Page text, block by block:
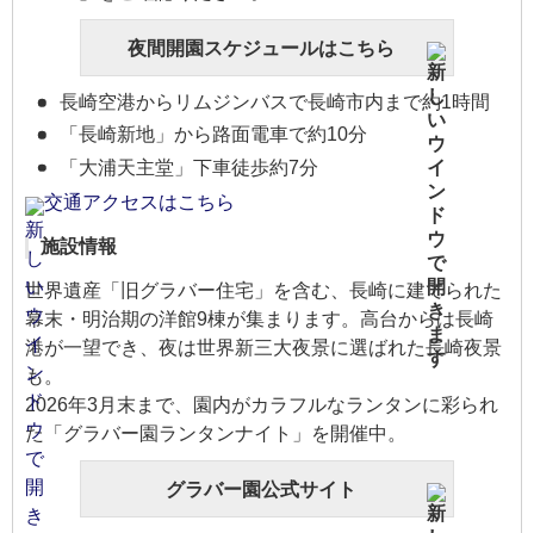
夜間開園スケジュールはこちら
長崎空港からリムジンバスで長崎市内まで約1時間
「長崎新地」から路面電車で約10分
「大浦天主堂」下車徒歩約7分
交通アクセスはこちら
施設情報
世界遺産「旧グラバー住宅」を含む、長崎に建てられた
幕末・明治期の洋館9棟が集まります。高台からは長崎
港が一望でき、夜は世界新三大夜景に選ばれた長崎夜景
も。
2026年3月末まで、園内がカラフルなランタンに彩られ
た「グラバー園ランタンナイト」を開催中。
グラバー園公式サイト